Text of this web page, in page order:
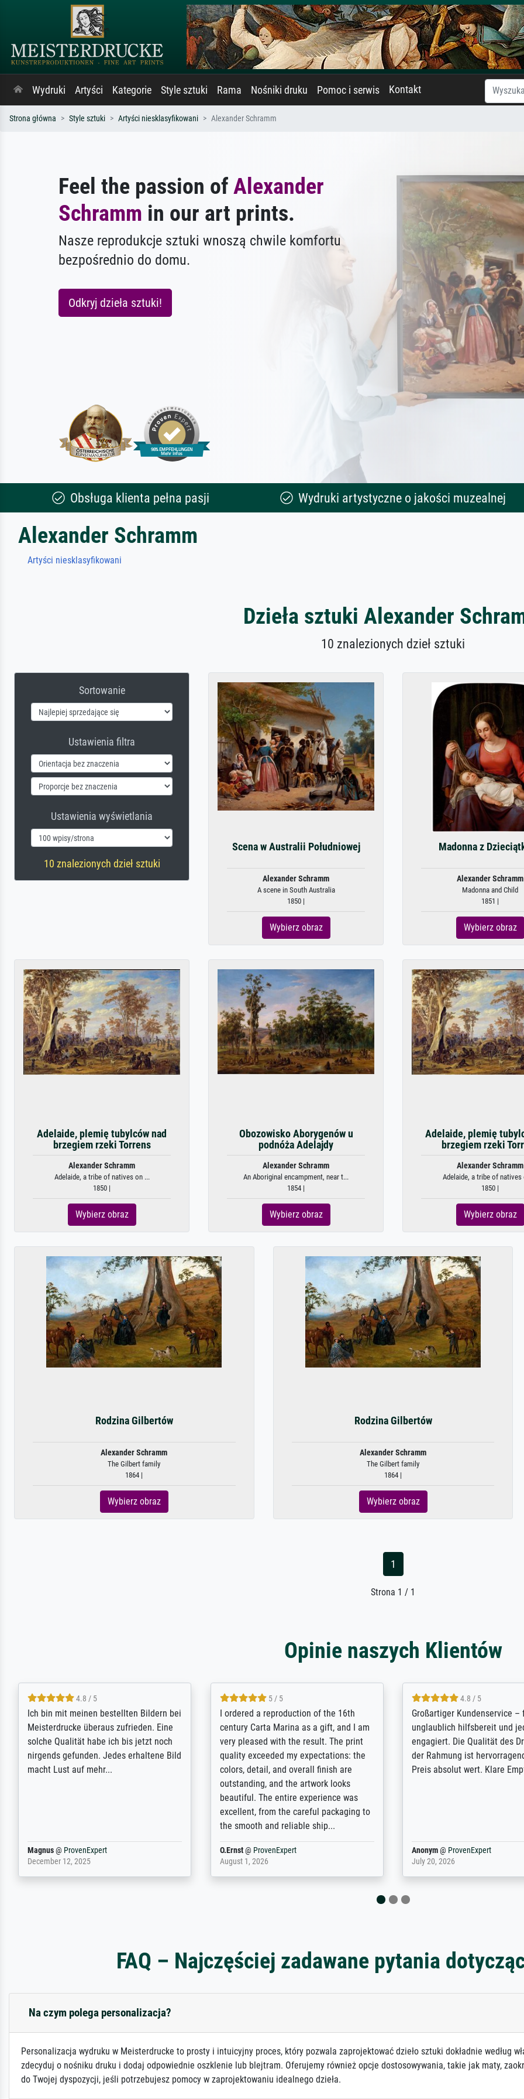
Wydruki Artyści Kategorie Style sztuki Rama Nośniki druku Pomoc i serwis Kontakt
Strona główna Style sztuki Artyści niesklasyfikowani Alexander Schramm
Feel the passion of Alexander
Schramm in our art prints.
Nasze reprodukcje sztuki wnoszą chwile komfortu
bezpośrednio do domu.
Odkryj dzieła sztuki!
Obsługa klienta pełna pasji Wydruki artystyczne o jakości muzealnej
Alexander Schramm
Artyści niesklasyfikowani
Dzieła sztuki Alexander
10 znalezionych dzieł sztuki
Sortowanie
Ustawienia filtra
Ustawienia wyświetlania
10 znalezionych dzieł sztuki
Scena w Australii Południowej
Alexander Schramm
A scene in South Australia
1850 |
Wybierz obraz
Madonna z
Alexander Schramm
Madonna and Child
1851 |
Wybierz obraz
Adelaide, plemię tubylców nad
brzegiem rzeki Torrens
Alexander Schramm
Adelaide, a tribe of natives on ...
1850 |
Wybierz obraz
Obozowisko Aborygenów u
podnóża Adelajdy
Alexander Schramm
An Aboriginal encampment, near t...
1854 |
Wybierz obraz
Adelaide, plemię
brzegiem rzeki
Alexander Schramm
Adelaide, a tribe of natives
1850 |
Wybierz obraz
Rodzina Gilbertów
Alexander Schramm
The Gilbert family
1864 |
Wybierz obraz
Rodzina Gilbertów
Alexander Schramm
The Gilbert family
1864 |
Wybierz obraz
1
Strona 1 / 1
Opinie naszych Klientów
5 / 5
Rundum positive Erfahrung. Die
Ausführung des Auftrags hat eine Weile
gedauert, die angekündigte Lieferzeit
wurde aber letztlich sogar etwas
unterschritten. Die Qualität des Papiers
Dr.@ProvenExpert
February 3, 2026
5 / 5
The team at Meisterdrucke strives to
meet its clients demands, and provides
expert advice on how to obtain the best
results for the prints requested by the
client. The company has a vast
repertoire of prints to choose from, and
will provide excellent service also with
regards to prints which are not in that
repertoire. Highly recommended!
Anonym@ProvenExpert
April 22, 2026
5 / 5
Outstanding quality and
support. - the quality of the
excellent and difficult to
from the real thing; it will be
for high-quality art prints
Anonym@ ProvenExpert
January 12, 2026
FAQ – Najczęściej zadawane pytania
Na czym polega personalizacja?
Personalizacja wydruku w Meisterdrucke to prosty i intuicyjny proces, który pozwala zaprojektować dzieło sztuki dokładnie według
zdecyduj o nośniku druku i dodaj odpowiednie oszklenie lub blejtram. Oferujemy również opcje dostosowywania, takie jak maty,
do Twojej dyspozycji, jeśli potrzebujesz pomocy w zaprojektowaniu idealnego dzieła.